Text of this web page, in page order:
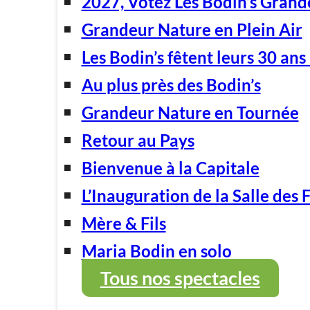
Grandeur Nature en Plein Air
Les Bodin’s fêtent leurs 30 ans
Au plus près des Bodin’s
Grandeur Nature en Tournée
Retour au Pays
Bienvenue à la Capitale
L’Inauguration de la Salle des
Mère & Fils
Maria Bodin en solo
Tous nos spectacles